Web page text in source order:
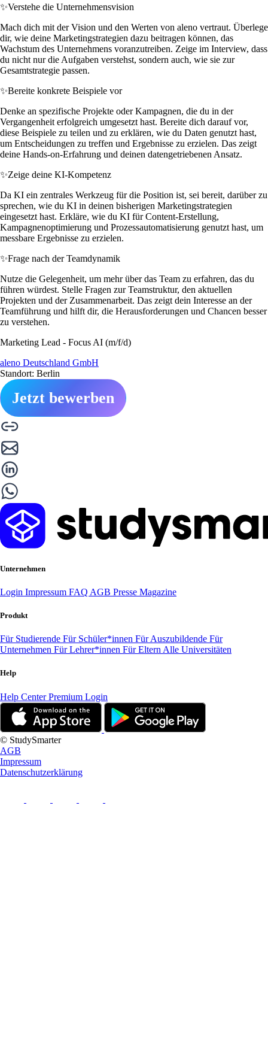
✨Verstehe die Unternehmensvision
Mach dich mit der Vision und den Werten von aleno vertraut. Überlege
dir, wie deine Marketingstrategien dazu beitragen können, das
Wachstum des Unternehmens voranzutreiben. Zeige im Interview, dass
du nicht nur die Aufgaben verstehst, sondern auch, wie sie zur
Gesamtstrategie passen.
✨Bereite konkrete Beispiele vor
Denke an spezifische Projekte oder Kampagnen, die du in der
Vergangenheit erfolgreich umgesetzt hast. Bereite dich darauf vor,
diese Beispiele zu teilen und zu erklären, wie du Daten genutzt hast,
um Entscheidungen zu treffen und Ergebnisse zu erzielen. Das zeigt
deine Hands-on-Erfahrung und deinen datengetriebenen Ansatz.
✨Zeige deine KI-Kompetenz
Da KI ein zentrales Werkzeug für die Position ist, sei bereit, darüber zu
sprechen, wie du KI in deinen bisherigen Marketingstrategien
eingesetzt hast. Erkläre, wie du KI für Content-Erstellung,
Kampagnenoptimierung und Prozessautomatisierung genutzt hast, um
messbare Ergebnisse zu erzielen.
✨Frage nach der Teamdynamik
Nutze die Gelegenheit, um mehr über das Team zu erfahren, das du
führen würdest. Stelle Fragen zur Teamstruktur, den aktuellen
Projekten und der Zusammenarbeit. Das zeigt dein Interesse an der
Teamführung und hilft dir, die Herausforderungen und Chancen besser
zu verstehen.
Marketing Lead - Focus AI (m/f/d)
aleno Deutschland GmbH
Standort: Berlin
Jetzt bewerben
Unternehmen
Login Impressum FAQ AGB Presse Magazine
Produkt
Für Studierende Für Schüler*innen Für Auszubildende Für
Unternehmen Für Lehrer*innen Für Eltern Alle Universitäten
Help
Help CenterPremium Login
© StudySmarter
AGB
Impressum
Datenschutzerklärung